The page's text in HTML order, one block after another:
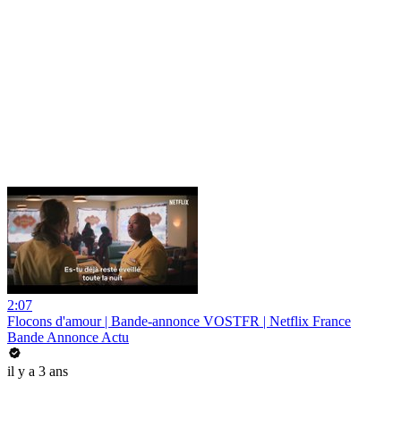
2:07
Flocons d'amour | Bande-annonce VOSTFR | Netflix France
Bande Annonce Actu
il y a 3 ans